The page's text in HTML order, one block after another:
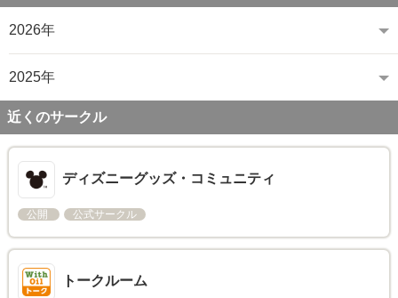
2026年
2025年
近くのサークル
ディズニーグッズ・コミュニティ
公開 公式サークル
トークルーム